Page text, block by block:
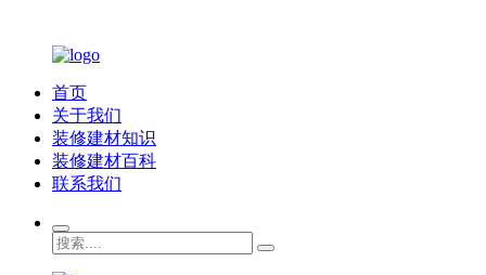
首页
关于我们
装修建材知识
装修建材百科
联系我们